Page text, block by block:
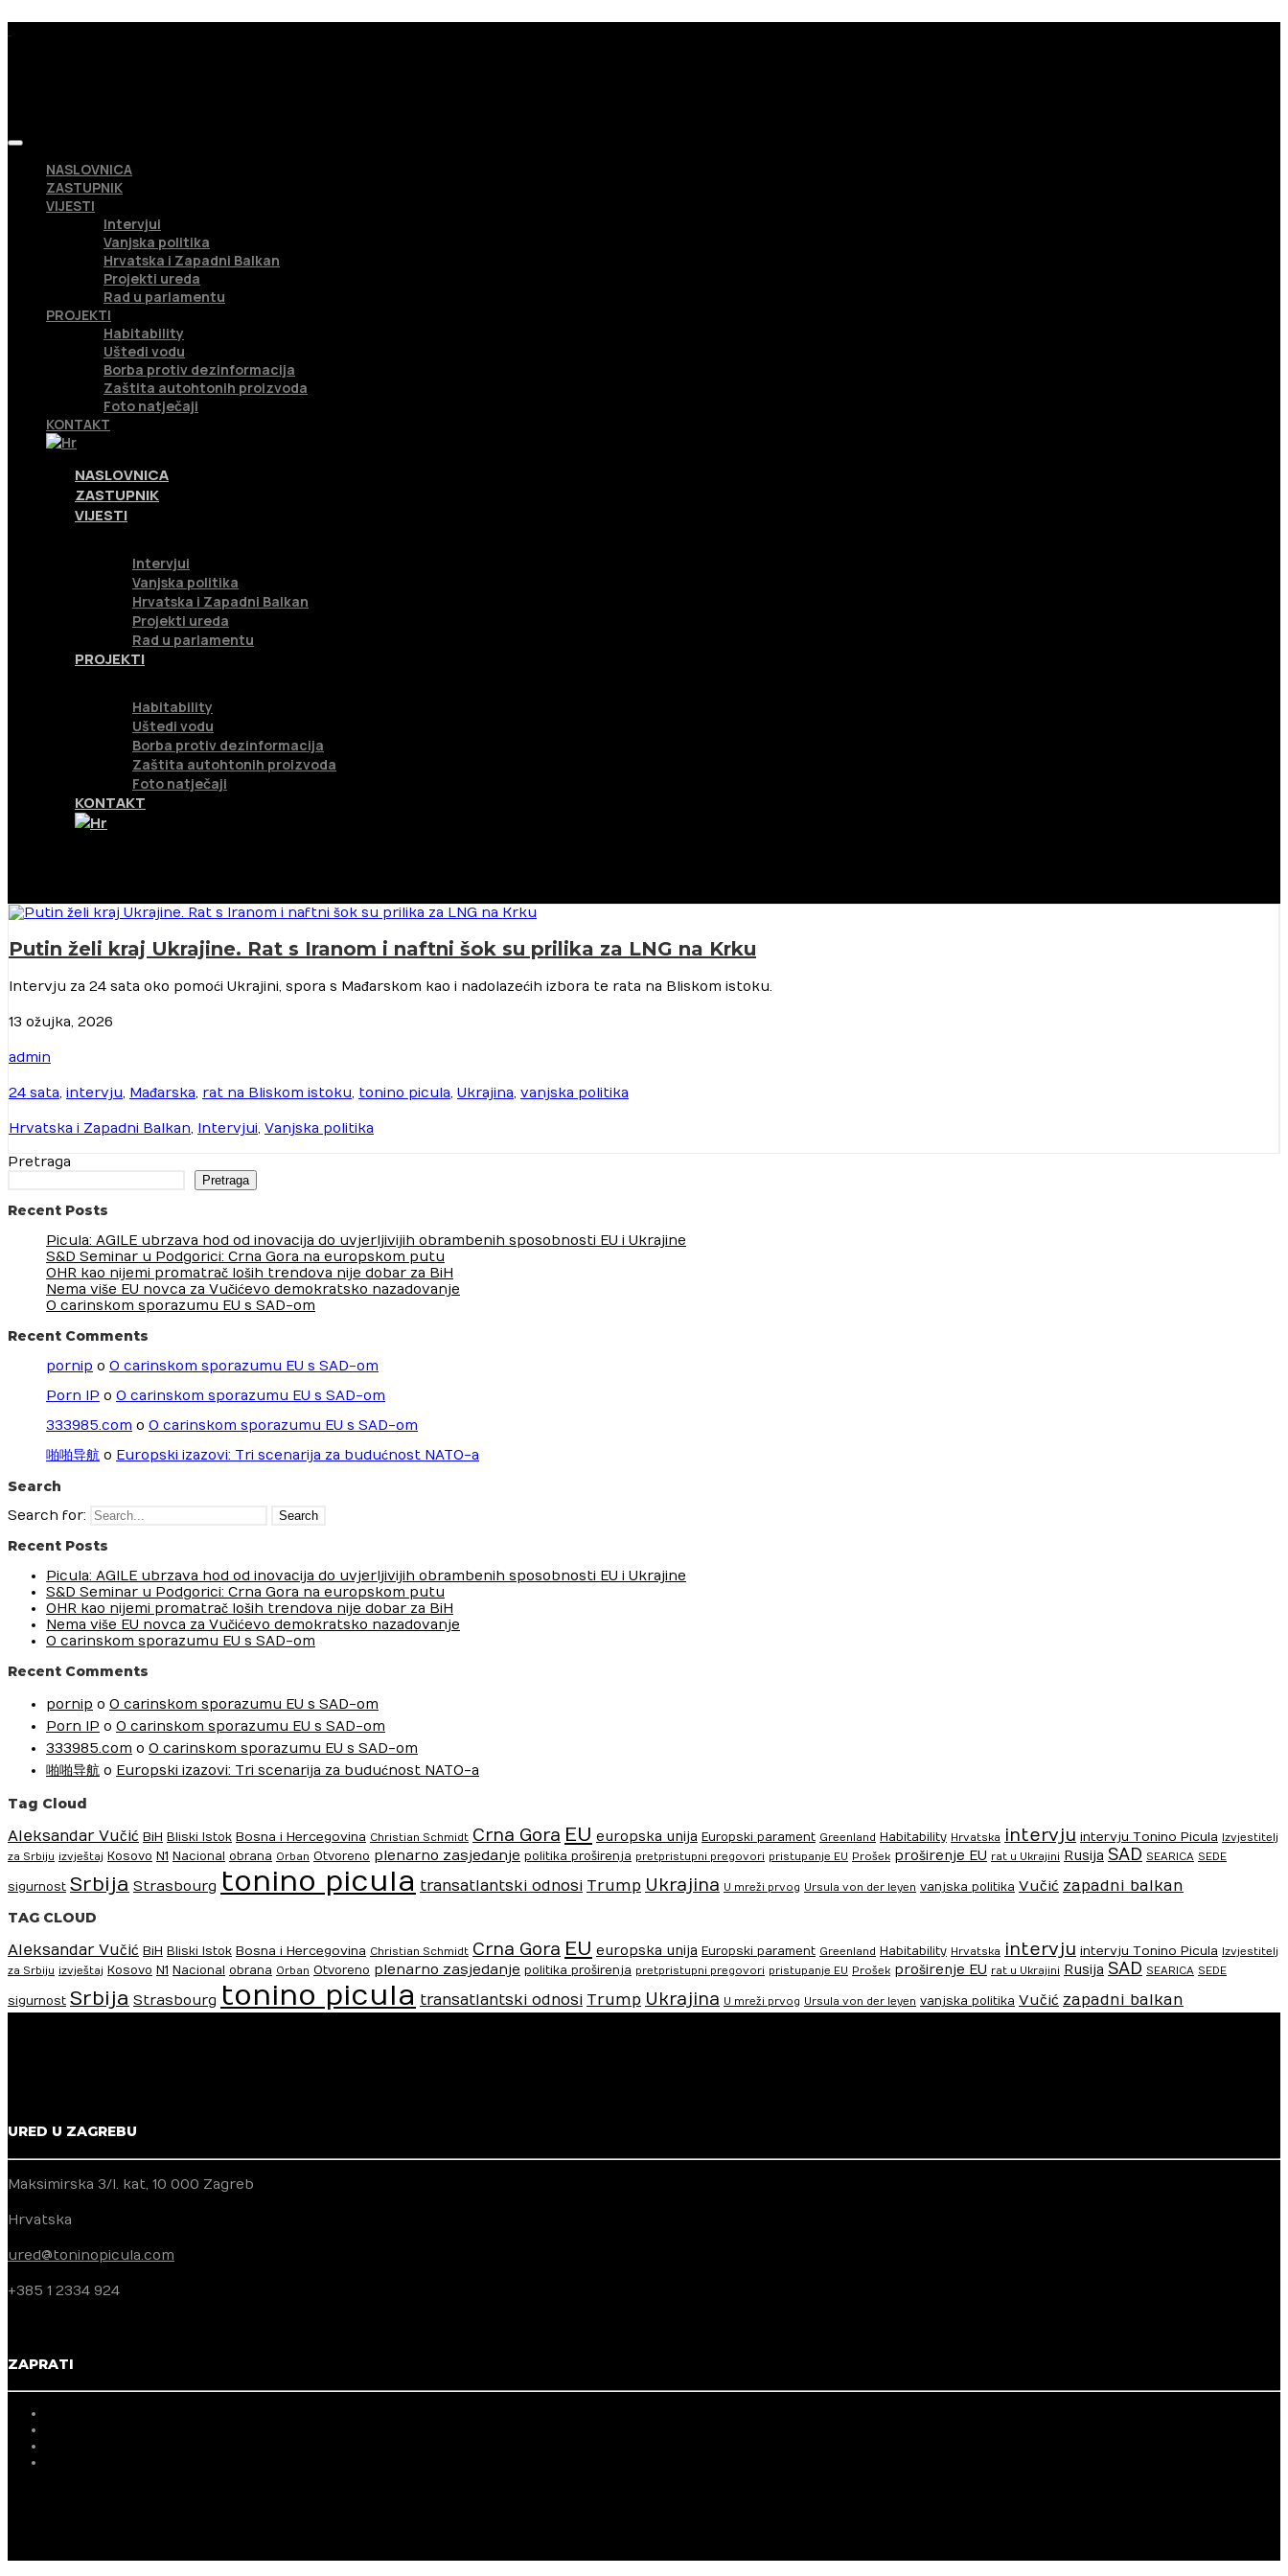
NASLOVNICA
ZASTUPNIK
VIJESTI
Intervjui
Vanjska politika
Hrvatska i Zapadni Balkan
Projekti ureda
Rad u parlamentu
PROJEKTI
Habitability
Uštedi vodu
Borba protiv dezinformacija
Zaštita autohtonih proizvoda
Foto natječaji
KONTAKT
NASLOVNICA
ZASTUPNIK
VIJESTI
Intervjui
Vanjska politika
Hrvatska i Zapadni Balkan
Projekti ureda
Rad u parlamentu
PROJEKTI
Habitability
Uštedi vodu
Borba protiv dezinformacija
Zaštita autohtonih proizvoda
Foto natječaji
KONTAKT
Putin želi kraj Ukrajine. Rat s Iranom i naftni šok su prilika za LNG na Krku
Intervju za 24 sata oko pomoći Ukrajini, spora s Mađarskom kao i nadolazećih izbora te rata na Bliskom istoku.
13 ožujka, 2026
admin
24 sata, intervju, Mađarska, rat na Bliskom istoku, tonino picula, Ukrajina, vanjska politika
Hrvatska i Zapadni Balkan, Intervjui, Vanjska politika
Pretraga
Pretraga
Recent Posts
Picula: AGILE ubrzava hod od inovacija do uvjerljivijih obrambenih sposobnosti EU i Ukrajine
S&D Seminar u Podgorici: Crna Gora na europskom putu
OHR kao nijemi promatrač loših trendova nije dobar za BiH
Nema više EU novca za Vučićevo demokratsko nazadovanje
O carinskom sporazumu EU s SAD-om
Recent Comments
pornip o O carinskom sporazumu EU s SAD-om
Porn IP o O carinskom sporazumu EU s SAD-om
333985.com o O carinskom sporazumu EU s SAD-om
啪啪导航 o Europski izazovi: Tri scenarija za budućnost NATO-a
Search
Search for:
Recent Posts
Picula: AGILE ubrzava hod od inovacija do uvjerljivijih obrambenih sposobnosti EU i Ukrajine
S&D Seminar u Podgorici: Crna Gora na europskom putu
OHR kao nijemi promatrač loših trendova nije dobar za BiH
Nema više EU novca za Vučićevo demokratsko nazadovanje
O carinskom sporazumu EU s SAD-om
Recent Comments
pornip o O carinskom sporazumu EU s SAD-om
Porn IP o O carinskom sporazumu EU s SAD-om
333985.com o O carinskom sporazumu EU s SAD-om
啪啪导航 o Europski izazovi: Tri scenarija za budućnost NATO-a
Tag Cloud
Aleksandar Vučić BiH Bliski Istok Bosna i Hercegovina Christian Schmidt Crna Gora EU europska unija Europski parament Greenland Habitability Hrvatska intervju intervju Tonino Picula Izvjestitelj
za Srbiju izvještaj Kosovo N1 Nacional obrana Orban Otvoreno plenarno zasjedanje politika proširenja pretpristupni pregovori pristupanje EU Prošek proširenje EU rat u Ukrajini Rusija SAD SEARICA SEDE
sigurnost Srbija Strasbourg tonino picula transatlantski odnosi Trump Ukrajina U mreži prvog Ursula von der leyen vanjska politika Vučić zapadni balkan
TAG CLOUD
Aleksandar Vučić BiH Bliski Istok Bosna i Hercegovina Christian Schmidt Crna Gora EU europska unija Europski parament Greenland Habitability Hrvatska intervju intervju Tonino Picula Izvjestitelj
za Srbiju izvještaj Kosovo N1 Nacional obrana Orban Otvoreno plenarno zasjedanje politika proširenja pretpristupni pregovori pristupanje EU Prošek proširenje EU rat u Ukrajini Rusija SAD SEARICA SEDE
sigurnost Srbija Strasbourg tonino picula transatlantski odnosi Trump Ukrajina U mreži prvog Ursula von der leyen vanjska politika Vučić zapadni balkan
URED U ZAGREBU
Maksimirska 3/I. kat, 10 000 Zagreb
Hrvatska
ured@toninopicula.com
+385 1 2334 924
ZAPRATI